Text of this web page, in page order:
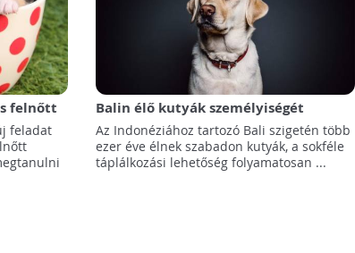
felnőtt
feladat
Balin élő kutyák személyiségét
vizsgálták az ELTE etológusai
Az Indonéziához tartozó Bali szigetén több
ezer éve élnek szabadon kutyák, a sokféle
táplálkozási lehetőség folyamatosan ...